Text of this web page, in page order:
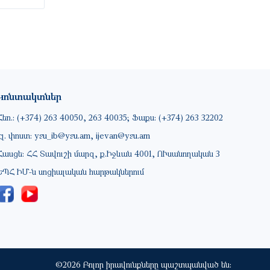
(+374) 263 40050, 263 40035; Ֆաքս: (+374) 263 32202
փոստ: ysu_ib@ysu.am, ijevan@ysu.am
ՀՀ Տավուշի մարզ, ք.Իջևան 4001, ՈՒսանողական 3
ԻՄ-ն սոցիալական հարթակներում
©2026 Բոլոր իրավունքները պաշտպանված են: